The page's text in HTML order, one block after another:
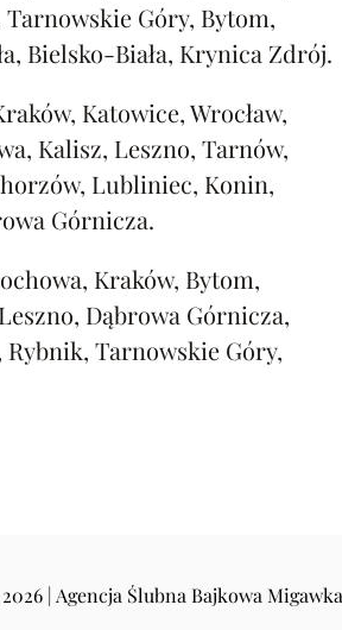
Tarnowskie Góry, Bytom,
Bielsko-Biała, Krynica Zdrój.
Katowice, Wrocław,
Kalisz, Leszno, Tarnów,
Lubliniec, Konin,
Górnicza.
Kraków, Bytom,
Dąbrowa Górnicza,
Rybnik, Tarnowskie Góry,
| Agencja Ślubna Bajkowa